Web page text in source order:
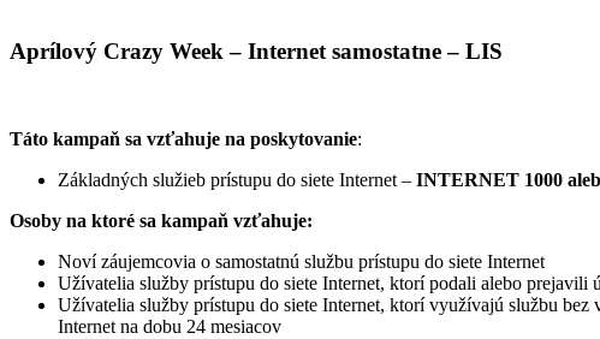
Aprílový Crazy Week – Internet samostatne – LIS
Táto kampaň sa vzťahuje na poskytovanie:
Základných služieb prístupu do siete Internet – INTERNET 1000
Osoby na ktoré sa kampaň vzťahuje:
Noví záujemcovia o samostatnú službu prístupu do siete Internet
Užívatelia služby prístupu do siete Internet, ktorí podali alebo
Užívatelia služby prístupu do siete Internet, ktorí využívajú službu
Internet na dobu 24 mesiacov